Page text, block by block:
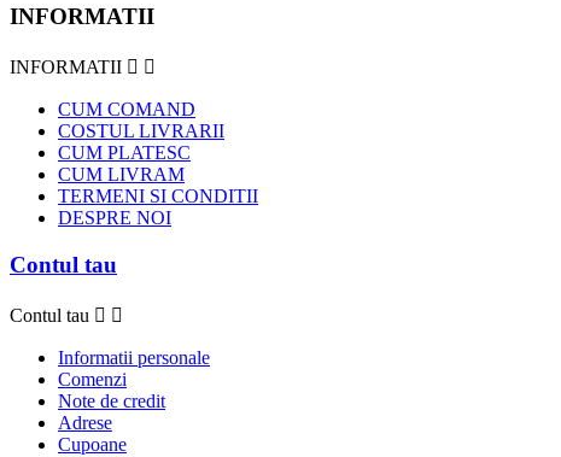
INFORMATII
INFORMATII  
CUM COMAND
COSTUL LIVRARII
CUM PLATESC
CUM LIVRAM
TERMENI SI CONDITII
DESPRE NOI
Contul tau
Contul tau  
Informatii personale
Comenzi
Note de credit
Adrese
Cupoane